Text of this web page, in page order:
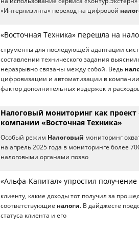
«Интерлизинга» переход на цифровой
«Восточная Техника» перешла на
струменты для последующей адаптации
составлении технического задания
неразрывно связаны между собой. Ведь
цифровизации и автоматизации в
фактор дополнительных издержек и
Налоговый мониторинг как
компании «Восточная Техника»
Особый режим Налоговый мониторинг
на апрель 2025 года в мониторинге более
налоговыми органами позво
«Альфа-Капитал» упростил
клиенту, какие доходы тот получил за
соответствующие налоги. В дайджесте
статуса клиента и его